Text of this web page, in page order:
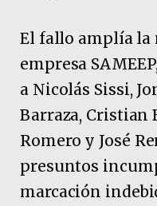
El fallo amplía la
empresa
a Nicolás Sissi,
Barraza, Cristian
Romero y José
presuntos
marcación